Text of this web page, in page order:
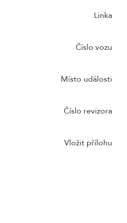
Linka
Číslo vozu
Místo události
Číslo revizora
Vložit přílohu